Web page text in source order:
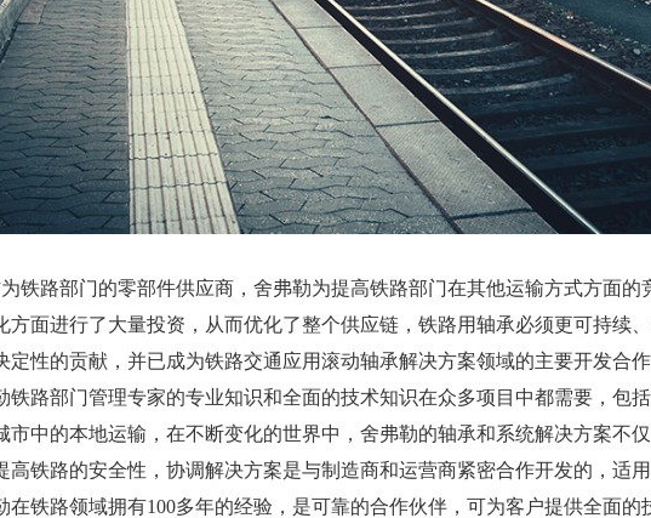
路部门的零部件供应商，舍弗勒为提高铁路部门在其他运输方式方面的
方面进行了大量投资，从而优化了整个供应链，铁路用轴承必须更可持续
定性的贡献，并已成为铁路交通应用滚动轴承解决方案领域的主要开发合作
铁路部门管理专家的专业知识和全面的技术知识在众多项目中都需要，包
市中的本地运输，在不断变化的世界中，舍弗勒的轴承和系统解决方案不
高铁路的安全性，协调解决方案是与制造商和运营商紧密合作开发的，适
在铁路领域拥有100多年的经验，是可靠的合作伙伴，可为客户提供全面